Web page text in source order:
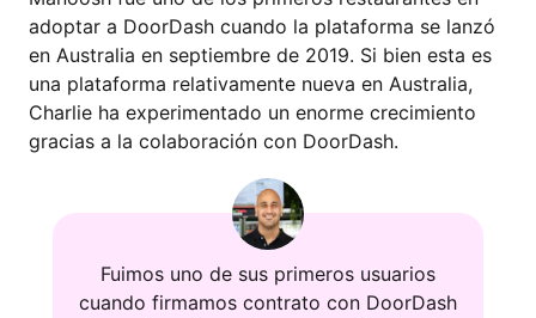
adoptar a DoorDash cuando la plataforma se lanzó
en Australia en septiembre de 2019. Si bien esta es
una plataforma relativamente nueva en Australia,
Charlie ha experimentado un enorme crecimiento
gracias a la colaboración con DoorDash.
Fuimos uno de sus primeros usuarios
cuando firmamos contrato con DoorDash